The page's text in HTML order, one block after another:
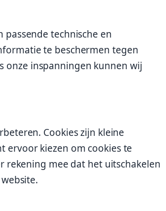
technische en
te beschermen tegen
onze inspanningen kunnen wij
Cookies zijn kleine
ervoor kiezen om cookies te
rekening mee dat het uitschakelen